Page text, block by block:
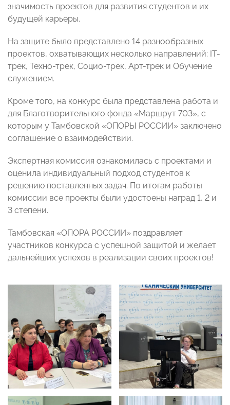
значимость проектов для развития студентов и их
будущей карьеры.
На защите было представлено 14 разнообразных
проектов, охватывающих несколько направлений: IT-
трек, Техно-трек, Социо-трек, Арт-трек и Обучение
служением.
Кроме того, на конкурс была представлена работа и
для Благотворительного фонда «Маршрут 703», с
которым у Тамбовской «ОПОРЫ РОССИИ» заключено
соглашение о взаимодействии.
Экспертная комиссия ознакомилась с проектами и
оценила индивидуальный подход студентов к
решению поставленных задач. По итогам работы
комиссии все проекты были удостоены наград 1, 2 и
3 степени.
Тамбовская «ОПОРА РОССИИ» поздравляет
участников конкурса с успешной защитой и желает
дальнейших успехов в реализации своих проектов!